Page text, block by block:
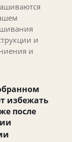
и
и
избежать
после